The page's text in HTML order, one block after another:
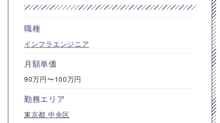
職種
インフラエンジニア
月額単価
90万円〜100万円
勤務エリア
東京都 中央区